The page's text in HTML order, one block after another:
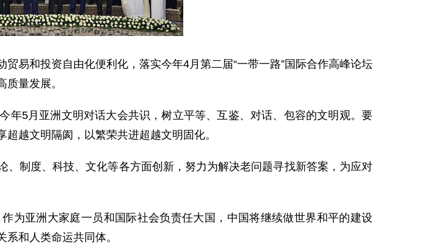
和投资自由化便利化，落实今年4月第二届“一带一路”国际合作高峰论坛
量发展。
月亚洲文明对话大会共识，树立平等、互鉴、对话、包容的文明观。要
越文明隔阂，以繁荣共进超越文明固化。
度、科技、文化等各方面创新，努力为解决老问题寻找新答案，为应对
亚洲大家庭一员和国际社会负责任大国，中国将继续做世界和平的建设
和人类命运共同体。